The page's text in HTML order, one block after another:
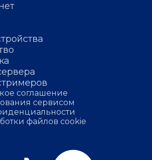
соглашение
сервисом
файлов cookie